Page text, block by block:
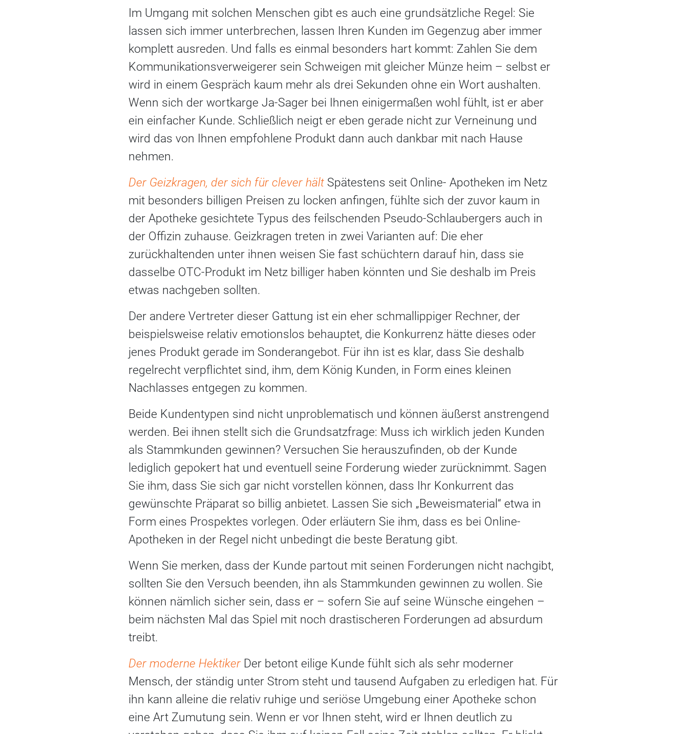
Im Umgang mit solchen Menschen gibt es auch eine grundsätzliche Regel: Sie
lassen sich immer unterbrechen, lassen Ihren Kunden im Gegenzug aber immer
komplett ausreden. Und falls es einmal besonders hart kommt: Zahlen Sie dem
Kommunikationsverweigerer sein Schweigen mit gleicher Münze heim – selbst er
wird in einem Gespräch kaum mehr als drei Sekunden ohne ein Wort aushalten.
Wenn sich der wortkarge Ja-Sager bei Ihnen einigermaßen wohl fühlt, ist er aber
ein einfacher Kunde. Schließlich neigt er eben gerade nicht zur Verneinung und
wird das von Ihnen empfohlene Produkt dann auch dankbar mit nach Hause
nehmen.
Der Geizkragen, der sich für clever hält Spätestens seit Online- Apotheken im Netz
mit besonders billigen Preisen zu locken anfingen, fühlte sich der zuvor kaum in
der Apotheke gesichtete Typus des feilschenden Pseudo-Schlaubergers auch in
der Offizin zuhause. Geizkragen treten in zwei Varianten auf: Die eher
zurückhaltenden unter ihnen weisen Sie fast schüchtern darauf hin, dass sie
dasselbe OTC-Produkt im Netz billiger haben könnten und Sie deshalb im Preis
etwas nachgeben sollten.
Der andere Vertreter dieser Gattung ist ein eher schmallippiger Rechner, der
beispielsweise relativ emotionslos behauptet, die Konkurrenz hätte dieses oder
jenes Produkt gerade im Sonderangebot. Für ihn ist es klar, dass Sie deshalb
regelrecht verpflichtet sind, ihm, dem König Kunden, in Form eines kleinen
Nachlasses entgegen zu kommen.
Beide Kundentypen sind nicht unproblematisch und können äußerst anstrengend
werden. Bei ihnen stellt sich die Grundsatzfrage: Muss ich wirklich jeden Kunden
als Stammkunden gewinnen? Versuchen Sie herauszufinden, ob der Kunde
lediglich gepokert hat und eventuell seine Forderung wieder zurücknimmt. Sagen
Sie ihm, dass Sie sich gar nicht vorstellen können, dass Ihr Konkurrent das
gewünschte Präparat so billig anbietet. Lassen Sie sich „Beweismaterial“ etwa in
Form eines Prospektes vorlegen. Oder erläutern Sie ihm, dass es bei Online-
Apotheken in der Regel nicht unbedingt die beste Beratung gibt.
Wenn Sie merken, dass der Kunde partout mit seinen Forderungen nicht nachgibt,
sollten Sie den Versuch beenden, ihn als Stammkunden gewinnen zu wollen. Sie
können nämlich sicher sein, dass er – sofern Sie auf seine Wünsche eingehen –
beim nächsten Mal das Spiel mit noch drastischeren Forderungen ad absurdum
treibt.
Der moderne Hektiker Der betont eilige Kunde fühlt sich als sehr moderner
Mensch, der ständig unter Strom steht und tausend Aufgaben zu erledigen hat. Für
ihn kann alleine die relativ ruhige und seriöse Umgebung einer Apotheke schon
eine Art Zumutung sein. Wenn er vor Ihnen steht, wird er Ihnen deutlich zu